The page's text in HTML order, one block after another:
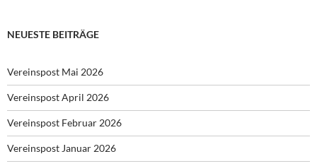
NEUESTE BEITRÄGE
Vereinspost Mai 2026
Vereinspost April 2026
Vereinspost Februar 2026
Vereinspost Januar 2026